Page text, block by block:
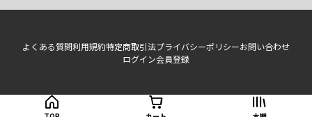
よくある質問利用規約特定商取引法プライバシーポリシーお問い合わせ
ログイン会員登録